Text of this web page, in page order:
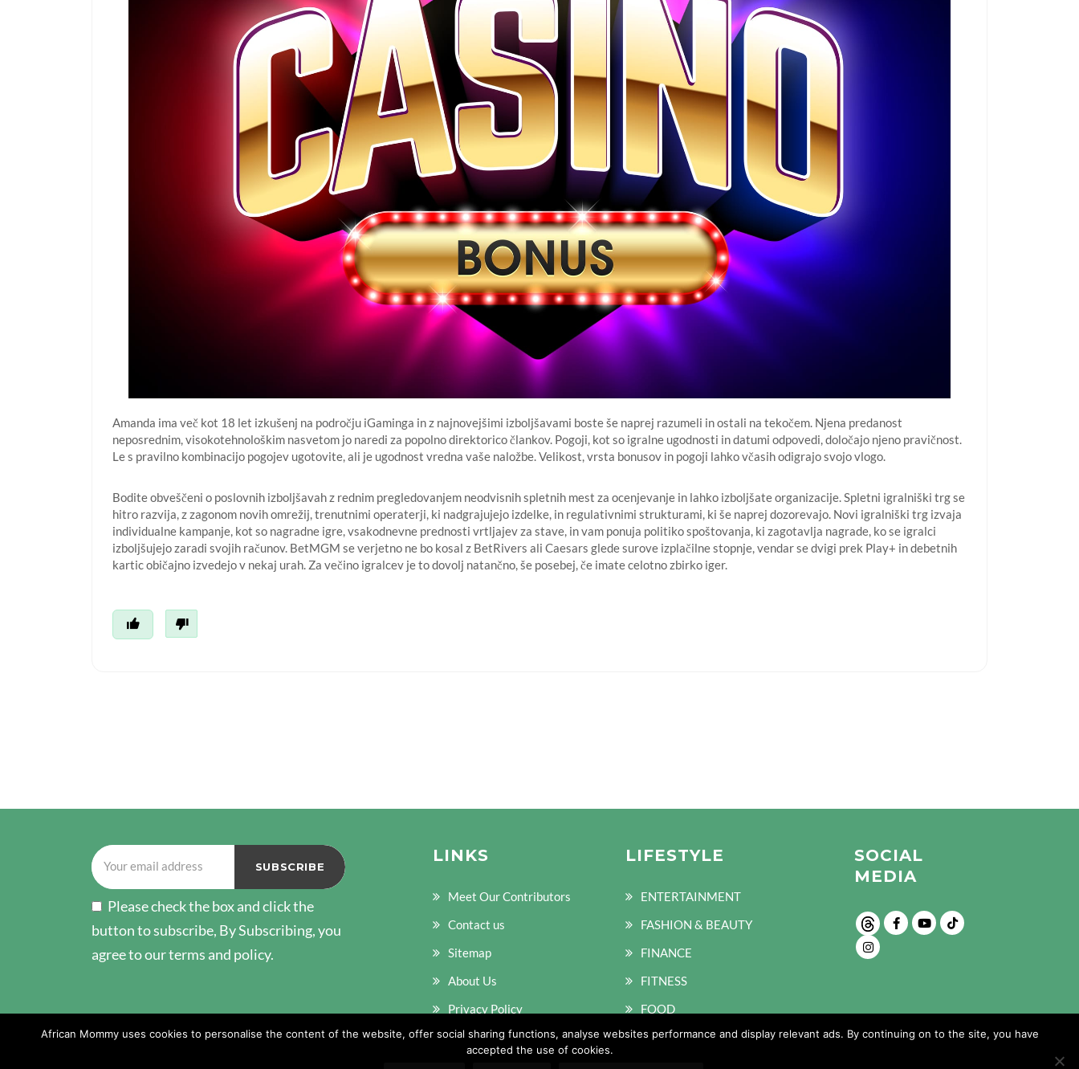
Amanda ima več kot 18 let izkušenj na področju iGaminga in z najnovejšimi izboljšavami boste še naprej razumeli in ostali na tekočem. Njena predanost
neposrednim, visokotehnološkim nasvetom jo naredi za popolno direktorico člankov. Pogoji, kot so igralne ugodnosti in datumi odpovedi, določajo njeno pravičnost.
Le s pravilno kombinacijo pogojev ugotovite, ali je ugodnost vredna vaše naložbe. Velikost, vrsta bonusov in pogoji lahko včasih odigrajo svojo vlogo.
Bodite obveščeni o poslovnih izboljšavah z rednim pregledovanjem neodvisnih spletnih mest za ocenjevanje in lahko izboljšate organizacije. Spletni igralniški trg se
hitro razvija, z zagonom novih omrežij, trenutnimi operaterji, ki nadgrajujejo izdelke, in regulativnimi strukturami, ki še naprej dozorevajo. Novi igralniški trg izvaja
individualne kampanje, kot so nagradne igre, vsakodnevne prednosti vrtljajev za stave, in vam ponuja politiko spoštovanja, ki zagotavlja nagrade, ko se igralci
izboljšujejo zaradi svojih računov. BetMGM se verjetno ne bo kosal z BetRivers ali Caesars glede surove izplačilne stopnje, vendar se dvigi prek Play+ in debetnih
kartic običajno izvedejo v nekaj urah. Za večino igralcev je to dovolj natančno, še posebej, če imate celotno zbirko iger.
Please check the box and click the
button to subscribe, By Subscribing, you
agree to our terms and policy.
LINKS
Meet Our Contributors
Contact us
Sitemap
About Us
Privacy Policy
Terms of Policy
LIFESTYLE
ENTERTAINMENT
FASHION & BEAUTY
FINANCE
FITNESS
FOOD
SOCIAL
MEDIA
African Mommy uses cookies to personalise the content of the website, offer social sharing functions, analyse websites performance and display relevant ads. By continuing on to the site, you have
accepted the use of cookies.